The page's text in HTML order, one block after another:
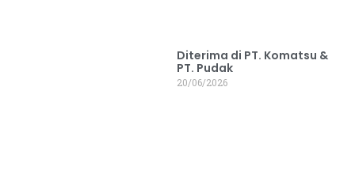
Diterima di PT. Komatsu &
PT. Pudak
20/06/2026